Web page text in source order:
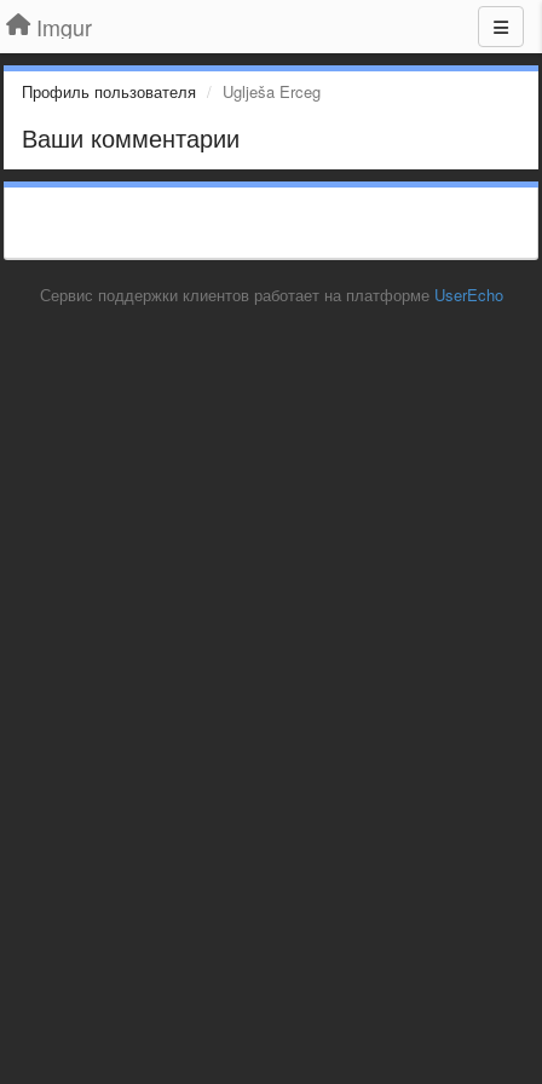
Imgur
Профиль пользователя Uglješa Erceg
Ваши комментарии
Сервис поддержки клиентов работает на платформе UserEcho